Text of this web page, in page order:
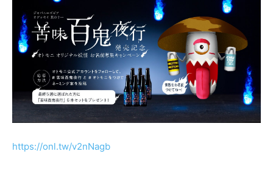
https://onl.tw/v2nNagb